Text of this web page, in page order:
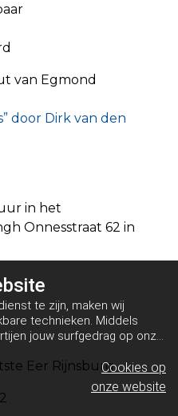
van Egmond
door Dirk van den
in het
Onnesstraat 62 in
Eer Rijnsburg
te zijn, maken wij
technieken. Middels
jouw surfgedrag op onze
om informatie te delen via
Cookies op
onze website